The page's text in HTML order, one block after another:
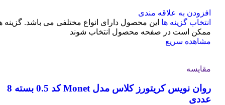
افزودن به علاقه مندی
انتخاب گزینه ها این محصول دارای انواع مختلفی می باشد. گزینه
ممکن است در صفحه محصول انتخاب شوند
مشاهده سریع
مقایسه
روان نویس کریتورز کلاس مدل Monet کد 0.5 بسته 8
عددی